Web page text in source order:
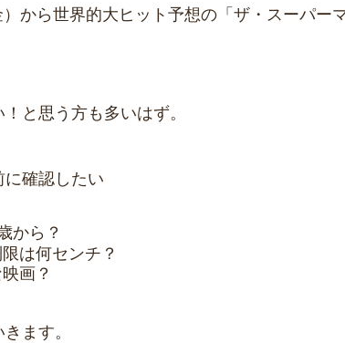
から世界的大ヒット予想の「ザ・スーパー
と思う方も多いはず。
に確認したい
から？
は何センチ？
画？
ます。